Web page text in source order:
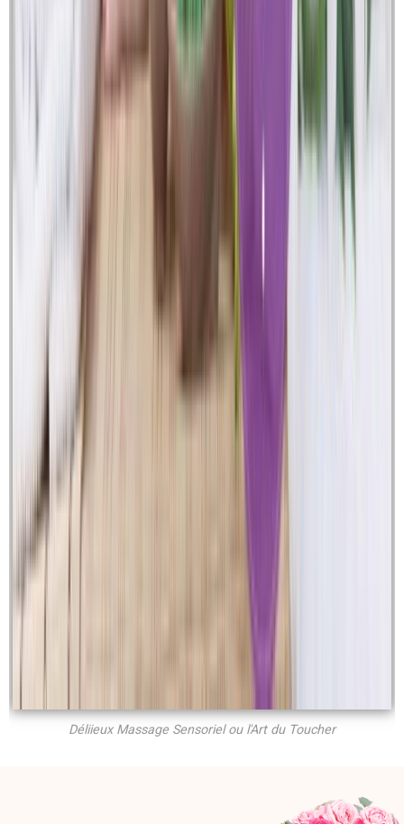
Déliieux Massage Sensoriel ou l'Art du Toucher